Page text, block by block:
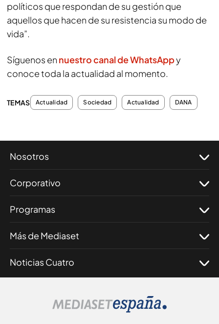
políticos que respondan de su gestión que
aquellos que hacen de su resistencia su modo de
vida”.
Síguenos en nuestro canal de WhatsAppy
conoce toda la actualidad al momento.
TEMAS Actualidad Sociedad Actualidad DANA
Nosotros
Corporativo
Programas
Más de Mediaset
Noticias Cuatro